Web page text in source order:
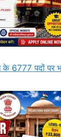
6777 पदों पर